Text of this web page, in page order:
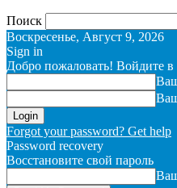
Поиск
Воскресенье, Август 9, 2026
Sign in
Добро пожаловать! Войдите
Forgot your password? Get help
Password recovery
Восстановите свой пароль